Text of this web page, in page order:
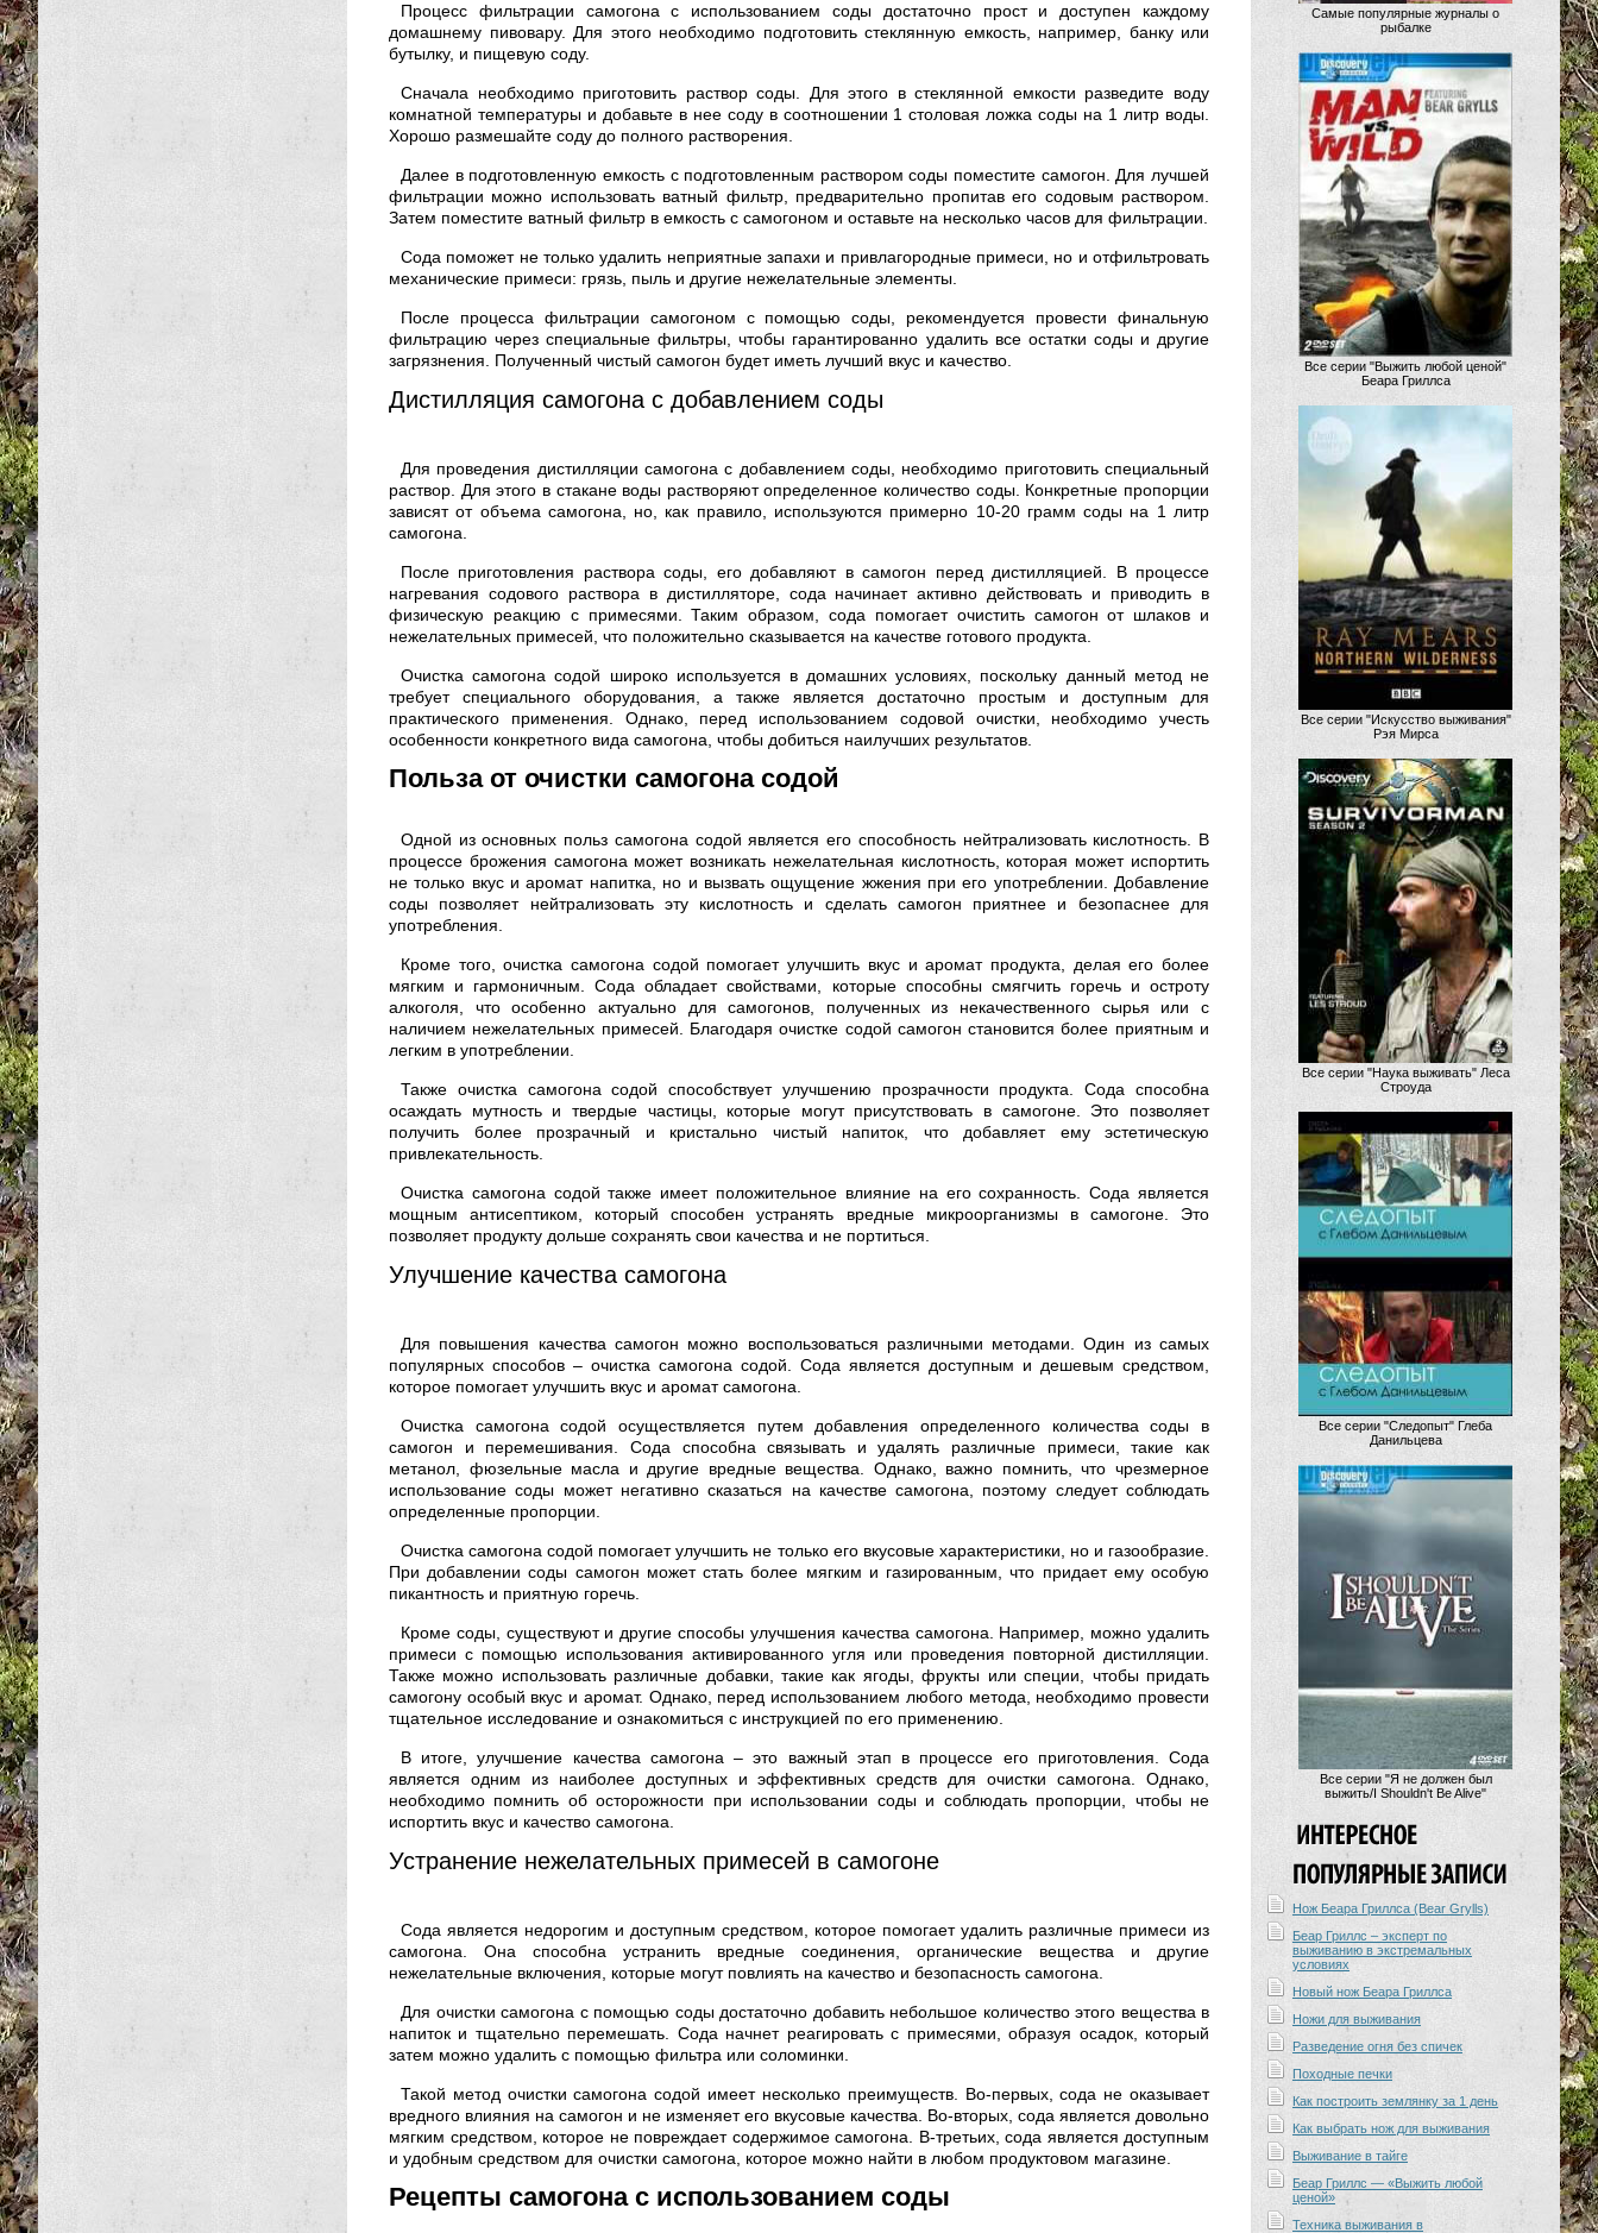
Процесс фильтрации самогона с использованием соды достаточно прост и доступен каждому
домашнему пивовару. Для этого необходимо подготовить стеклянную емкость, например, банку или
бутылку, и пищевую соду.
Сначала необходимо приготовить раствор соды. Для этого в стеклянной емкости разведите воду
комнатной температуры и добавьте в нее соду в соотношении 1 столовая ложка соды на 1 литр воды.
Хорошо размешайте соду до полного растворения.
Далее в подготовленную емкость с подготовленным раствором соды поместите самогон. Для лучшей
фильтрации можно использовать ватный фильтр, предварительно пропитав его содовым раствором.
Затем поместите ватный фильтр в емкость с самогоном и оставьте на несколько часов для фильтрации.
Сода поможет не только удалить неприятные запахи и привлагородные примеси, но и отфильтровать
механические примеси: грязь, пыль и другие нежелательные элементы.
После процесса фильтрации самогоном с помощью соды, рекомендуется провести финальную
фильтрацию через специальные фильтры, чтобы гарантированно удалить все остатки соды и другие
загрязнения. Полученный чистый самогон будет иметь лучший вкус и качество.
Дистилляция самогона с добавлением соды
Для проведения дистилляции самогона с добавлением соды, необходимо приготовить специальный
раствор. Для этого в стакане воды растворяют определенное количество соды. Конкретные пропорции
зависят от объема самогона, но, как правило, используются примерно 10-20 грамм соды на 1 литр
самогона.
После приготовления раствора соды, его добавляют в самогон перед дистилляцией. В процессе
нагревания содового раствора в дистилляторе, сода начинает активно действовать и приводить в
физическую реакцию с примесями. Таким образом, сода помогает очистить самогон от шлаков и
нежелательных примесей, что положительно сказывается на качестве готового продукта.
Очистка самогона содой широко используется в домашних условиях, поскольку данный метод не
требует специального оборудования, а также является достаточно простым и доступным для
практического применения. Однако, перед использованием содовой очистки, необходимо учесть
особенности конкретного вида самогона, чтобы добиться наилучших результатов.
Польза от очистки самогона содой
Одной из основных польз самогона содой является его способность нейтрализовать кислотность. В
процессе брожения самогона может возникать нежелательная кислотность, которая может испортить
не только вкус и аромат напитка, но и вызвать ощущение жжения при его употреблении. Добавление
соды позволяет нейтрализовать эту кислотность и сделать самогон приятнее и безопаснее для
употребления.
Кроме того, очистка самогона содой помогает улучшить вкус и аромат продукта, делая его более
мягким и гармоничным. Сода обладает свойствами, которые способны смягчить горечь и остроту
алкоголя, что особенно актуально для самогонов, полученных из некачественного сырья или с
наличием нежелательных примесей. Благодаря очистке содой самогон становится более приятным и
легким в употреблении.
Также очистка самогона содой способствует улучшению прозрачности продукта. Сода способна
осаждать мутность и твердые частицы, которые могут присутствовать в самогоне. Это позволяет
получить более прозрачный и кристально чистый напиток, что добавляет ему эстетическую
привлекательность.
Очистка самогона содой также имеет положительное влияние на его сохранность. Сода является
мощным антисептиком, который способен устранять вредные микроорганизмы в самогоне. Это
позволяет продукту дольше сохранять свои качества и не портиться.
Улучшение качества самогона
Для повышения качества самогон можно воспользоваться различными методами. Один из самых
популярных способов – очистка самогона содой. Сода является доступным и дешевым средством,
которое помогает улучшить вкус и аромат самогона.
Очистка самогона содой осуществляется путем добавления определенного количества соды в
самогон и перемешивания. Сода способна связывать и удалять различные примеси, такие как
метанол, фюзельные масла и другие вредные вещества. Однако, важно помнить, что чрезмерное
использование соды может негативно сказаться на качестве самогона, поэтому следует соблюдать
определенные пропорции.
Очистка самогона содой помогает улучшить не только его вкусовые характеристики, но и газообразие.
При добавлении соды самогон может стать более мягким и газированным, что придает ему особую
пикантность и приятную горечь.
Кроме соды, существуют и другие способы улучшения качества самогона. Например, можно удалить
примеси с помощью использования активированного угля или проведения повторной дистилляции.
Также можно использовать различные добавки, такие как ягоды, фрукты или специи, чтобы придать
самогону особый вкус и аромат. Однако, перед использованием любого метода, необходимо провести
тщательное исследование и ознакомиться с инструкцией по его применению.
В итоге, улучшение качества самогона – это важный этап в процессе его приготовления. Сода
является одним из наиболее доступных и эффективных средств для очистки самогона. Однако,
необходимо помнить об осторожности при использовании соды и соблюдать пропорции, чтобы не
испортить вкус и качество самогона.
Устранение нежелательных примесей в самогоне
Сода является недорогим и доступным средством, которое помогает удалить различные примеси из
самогона. Она способна устранить вредные соединения, органические вещества и другие
нежелательные включения, которые могут повлиять на качество и безопасность самогона.
Для очистки самогона с помощью соды достаточно добавить небольшое количество этого вещества в
напиток и тщательно перемешать. Сода начнет реагировать с примесями, образуя осадок, который
затем можно удалить с помощью фильтра или соломинки.
Такой метод очистки самогона содой имеет несколько преимуществ. Во-первых, сода не оказывает
вредного влияния на самогон и не изменяет его вкусовые качества. Во-вторых, сода является довольно
мягким средством, которое не повреждает содержимое самогона. В-третьих, сода является доступным
и удобным средством для очистки самогона, которое можно найти в любом продуктовом магазине.
Рецепты самогона с использованием соды
Самые популярные журналы о
рыбалке
Все серии "Выжить любой ценой"
Беара Гриллса
Все серии "Искусство выживания"
Рэя Мирса
Все серии "Наука выживать" Леса
Строуда
Все серии "Следопыт" Глеба
Данильцева
Все серии "Я не должен был
выжить/I Shouldn't Be Alive"
Нож Беара Гриллса (Bear Grylls)
Беар Гриллс – эксперт по
выживанию в экстремальных
условиях
Новый нож Беара Гриллса
Ножи для выживания
Разведение огня без спичек
Походные печки
Как построить землянку за 1 день
Как выбрать нож для выживания
Выживание в тайге
Беар Гриллс — «Выжить любой
ценой»
Техника выживания в